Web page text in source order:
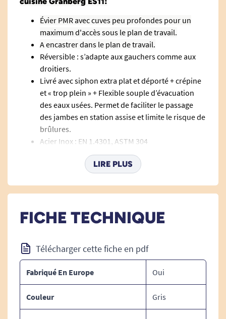
Évier PMR avec cuves peu profondes pour un
maximum d'accès sous le plan de travail.
A encastrer dans le plan de travail.
Réversible : s’adapte aux gauchers comme aux
droitiers.
Livré avec siphon extra plat et déporté + crépine
et « trop plein » + Flexible souple d’évacuation
des eaux usées. Permet de faciliter le passage
des jambes en station assise et limite le risque de
brûlures.
Acier Inox : EN 1.4301, ASTM 304
La cuve est 5 cm moins profonde que les éviers
ordinaires soit de profondeur (hauteur) 12 cm.
Ceci offre un maximum de place sous le plan de
utilisateur assis.
Au choix :
Par-dessus
Un trou est fait sur le plan de travail et l'évier est
intégré par-dessus. L'évier est ensuite attaché
LIRE PLUS
FICHE TECHNIQUE
Télécharger cette fiche en pdf
Fabriqué En Europe Oui
Couleur Gris